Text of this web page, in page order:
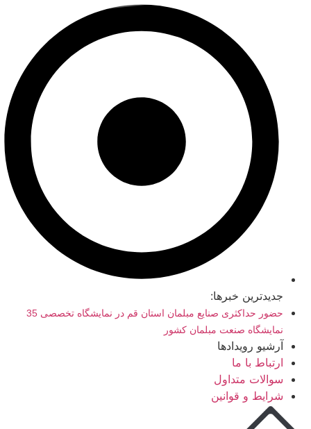
جدیدترین خبرها:
حضور حداکثری صنایع مبلمان استان قم در نمایشگاه تخصصی 35
نمایشگاه صنعت مبلمان کشور
آرشیو رویدادها
ارتباط با ما
سوالات متداول
شرایط و قوانین